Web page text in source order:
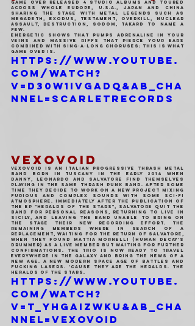
Game Over released 4 studio albums and toured
across whole Europe, U.S.A., Japan and China
sharing the stage with Metal legends such as
Megadeth, Exodus, Testament, Overkill, Nuclear
Assault, Destruction, Sodom, Takard to name a
few.
Energetic shows that pumps adrenaline in your
veins and massive riffs that pierce your ears
combined with sing-a-long choruses: this is what
Game Over is.
https://www.youtube.
com/watch?
v=D30W1ivgADQ&ab_cha
nnel=ScarletRecords
VEXOVOID
Vexovoid is an Italian Progressive Thrash Metal
band born in Tuscany in the early 2014 when
Danny, Leonardo and Salvatore find themselves
playing in the same Thrash Punk band. After some
time they decide to work on a new project mixing
furious and complex sounds with some Sci-Fi
atmosphere. Immediately after the publication of
the EP "Heralds of the Stars", Salvatore quit the
band for personal reasons, returning to live in
Sicily, and leaving the band unable to bring on
the stage their new recording effort. The
remaining members where in search of a
replacement, waiting for the return of Salvatore,
when they found Mattia Mornelli (Human Decay's
Drummer) as a live member but waiting for further
confirmations. The trio is now ready to travel
everywhere in the galaxy and bring the news of a
new age. A new modern space age of battles and
fucking lasers. 'Cause they are the Heralds. The
Heralds of the Stars.
https://www.youtube.
com/watch?
v=T_yHgaiZwKU&ab_cha
nnel=Vexovoid